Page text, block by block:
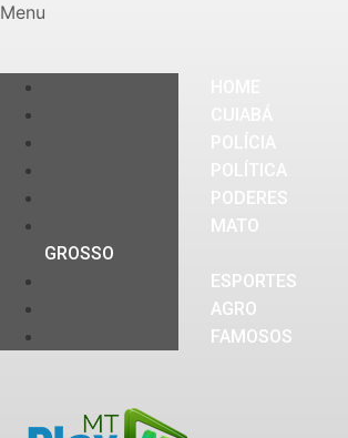
Menu
PODERES
MATO
GROSSO
ESPORTES
AGRO
FAMOSOS